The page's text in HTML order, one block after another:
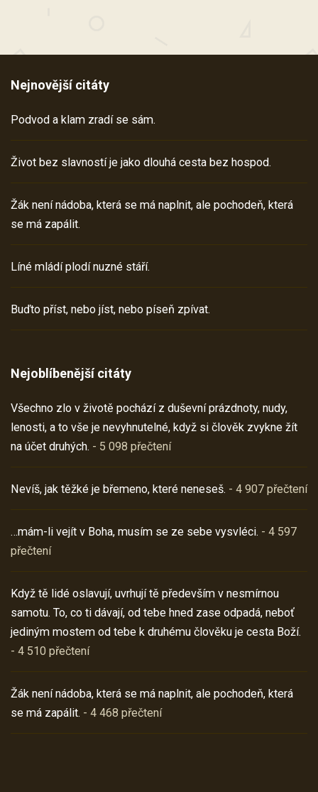
Nejnovější citáty
Podvod a klam zradí se sám.
Život bez slavností je jako dlouhá cesta bez hospod.
Žák není nádoba, která se má naplnit, ale pochodeň, která
se má zapálit.
Líné mládí plodí nuzné stáří.
Buďto příst, nebo jíst, nebo píseň zpívat.
Nejoblíbenější citáty
Všechno zlo v životě pochází z duševní prázdnoty, nudy,
lenosti, a to vše je nevyhnutelné, když si člověk zvykne žít
na účet druhých. - 5 098 přečtení
Nevíš, jak těžké je břemeno, které neneseš. - 4 907 přečtení
…mám-li vejít v Boha, musím se ze sebe vysvléci. - 4 597
přečtení
Když tě lidé oslavují, uvrhují tě především v nesmírnou
samotu. To, co ti dávají, od tebe hned zase odpadá, neboť
jediným mostem od tebe k druhému člověku je cesta Boží.
- 4 510 přečtení
Žák není nádoba, která se má naplnit, ale pochodeň, která
se má zapálit. - 4 468 přečtení